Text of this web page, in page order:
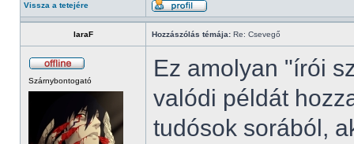
Vissza a tetejére
laraF Hozzászólás témája: Re: Csevegő
Szárnybontogató
Ez amolyan "írói
valódi példát
tudósok sorából,